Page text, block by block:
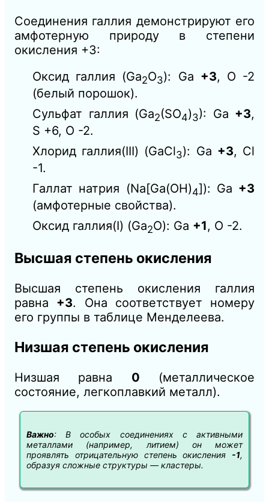
Соединения галлия демонстрируют его
амфотерную природу в степени
окисления +3:
Оксид галлия (Ga2O3): Ga +3, O -2
(белый порошок).
Сульфат галлия (Ga2(SO4)3): Ga +3,
S +6, O -2.
Хлорид галлия(III) (GaCl3): Ga +3, Cl
-1.
Галлат натрия (Na[Ga(OH)4]): Ga +3
(амфотерные свойства).
Оксид галлия(I) (Ga2O): Ga +1, O -2.
Высшая степень окисления
Высшая степень окисления галлия
равна +3. Она соответствует номеру
его группы в таблице Менделеева.
Низшая степень окисления
Низшая равна 0 (металлическое
состояние, легкоплавкий металл).
Важно: В особых соединениях с активными
металлами (например, литием) он может
проявлять отрицательную степень окисления -1,
образуя сложные структуры — кластеры.